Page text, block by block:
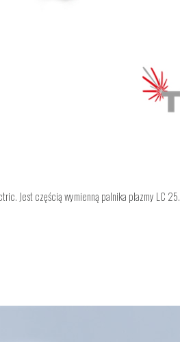
Jest częścią wymienną palnika plazmy LC 25.